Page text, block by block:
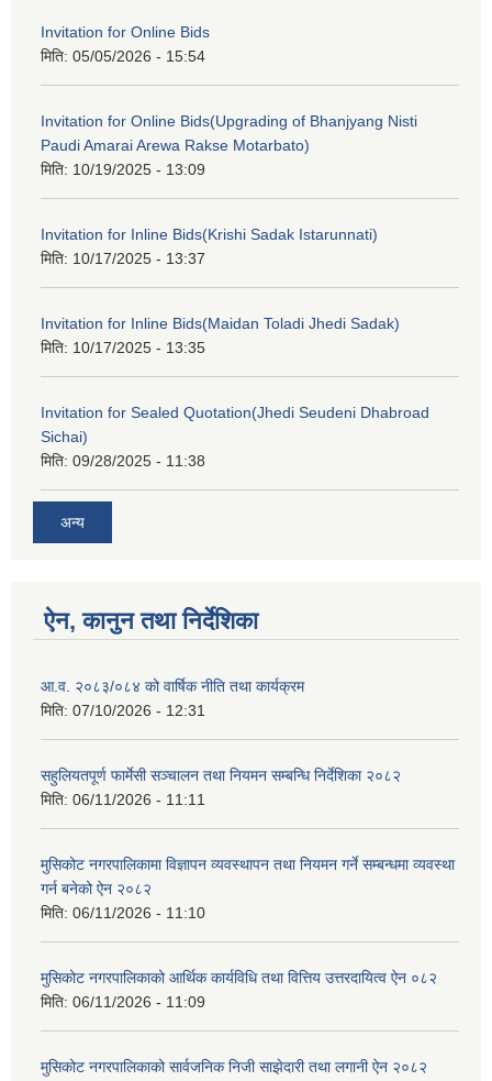
Invitation for Online Bids
मिति: 05/05/2026 - 15:54
Invitation for Online Bids(Upgrading of Bhanjyang Nisti
Paudi Amarai Arewa Rakse Motarbato)
मिति: 10/19/2025 - 13:09
Invitation for Inline Bids(Krishi Sadak Istarunnati)
मिति: 10/17/2025 - 13:37
Invitation for Inline Bids(Maidan Toladi Jhedi Sadak)
मिति: 10/17/2025 - 13:35
Invitation for Sealed Quotation(Jhedi Seudeni Dhabroad
Sichai)
मिति: 09/28/2025 - 11:38
अन्य
ऐन, कानुन तथा निर्देशिका
आ.व. २०८३/०८४ को वार्षिक नीति तथा कार्यक्रम
मिति: 07/10/2026 - 12:31
सहुलियतपूर्ण फार्मेसी सञ्चालन तथा नियमन सम्बन्धि निर्देशिका २०८२
मिति: 06/11/2026 - 11:11
मुसिकोट नगरपालिकामा विज्ञापन व्यवस्थापन तथा नियमन गर्ने सम्बन्धमा व्यवस्था
गर्न बनेको ऐन २०८२
मिति: 06/11/2026 - 11:10
मुसिकोट नगरपालिकाको आर्थिक कार्यविधि तथा वित्तिय उत्तरदायित्व ऐन ०८२
मिति: 06/11/2026 - 11:09
मुसिकोट नगरपालिकाको सार्वजनिक निजी साझेदारी तथा लगानी ऐन २०८२